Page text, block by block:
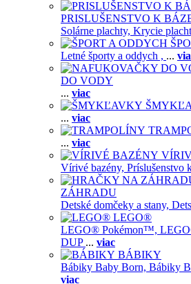
PRISLUŠENSTVO K
Solárne plachty, Krycie
Letné športy a oddych , ...
DO VODY
... viac
... viac
... viac
Vírivé bazény, Príslušenstvo
ZÁHRADU
Detské domčeky a stany,
LEGO®
LEGO® Pokémon™,
DUP ... viac
BÁBIKY
Bábiky Baby Born, Bábiky
viac